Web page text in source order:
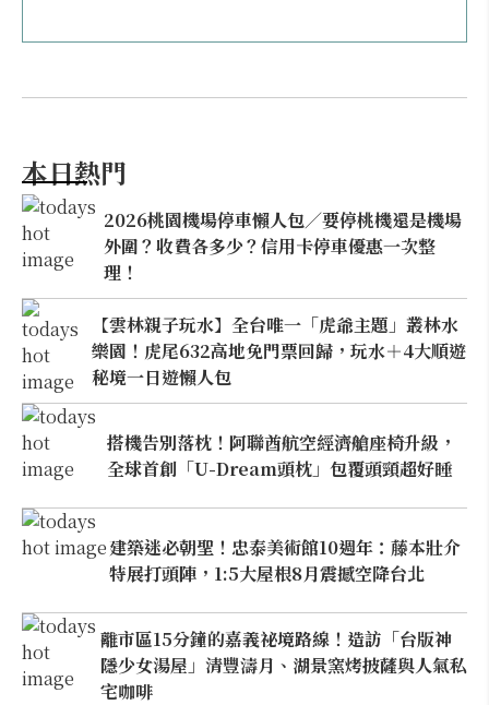
本日熱門
2026桃園機場停車懶人包／要停桃機還是機場
外圍？收費各多少？信用卡停車優惠一次整
理！
【雲林親子玩水】全台唯一「虎爺主題」叢林水
樂園！虎尾632高地免門票回歸，玩水＋4大順遊
秘境一日遊懶人包
搭機告別落枕！阿聯酋航空經濟艙座椅升級，
全球首創「U-Dream頭枕」包覆頭頸超好睡
建築迷必朝聖！忠泰美術館10週年：藤本壯介
特展打頭陣，1:5大屋根8月震撼空降台北
離市區15分鐘的嘉義祕境路線！造訪「台版神
隱少女湯屋」清豐濤月、湖景窯烤披薩與人氣私
宅咖啡